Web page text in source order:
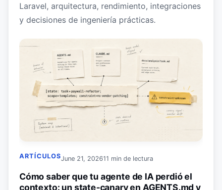
Laravel, arquitectura, rendimiento, integraciones
y decisiones de ingeniería prácticas.
ARTÍCULOSJune 21, 202611 min de lectura
Cómo saber que tu agente de IA perdió el
contexto: un state-canary en AGENTS.md y